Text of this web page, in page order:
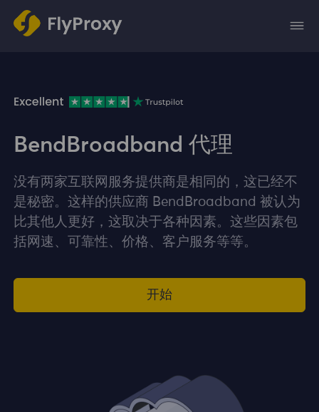
BendBroadband 代理
没有两家互联网服务提供商是相同的，这已经不
是秘密。这样的供应商 BendBroadband 被认为
比其他人更好，这取决于各种因素。这些因素包
括网速、可靠性、价格、客户服务等等。
开始